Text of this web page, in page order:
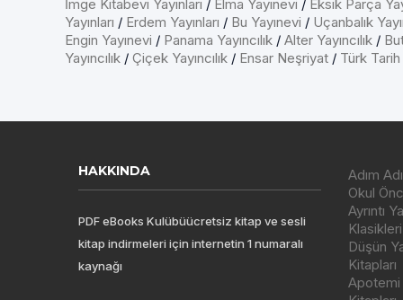
İmge Kitabevi Yayınları / Elma Yayınevi / Eksik Parça
Yayınları / Erdem Yayınları / Bu Yayınevi / Uçanbalık
Engin Yayınevi / Panama Yayıncılık / Alter Yayıncılık /
Yayıncılık / Çiçek Yayıncılık / Ensar Neşriyat / Türk Tarih
HAKKINDA
PDF eBooks Kulübüücretsiz kitap ve sesli
kitap indirmeleri için internetin 1 numaralı
kaynağı
Adım
Okul
Ayrıntı
Klasikleri
Düşün
Kitapları
Apotemi